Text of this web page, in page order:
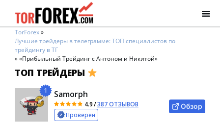
TorForex»
Лучшие трейдеры в телеграмме: ТОП специалистов по
трейдингу в ТГ
»«Прибыльный Трейдинг с Антоном и Никитой»
ТОП ТРЕЙДЕРЫ
1 Samorph
4.9/387 ОТЗЫВОВ
Проверен
Обзор